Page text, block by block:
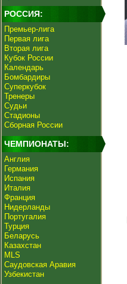
РОССИЯ:
Премьер-лига
Первая лига
Вторая лига
Кубок России
Календарь
Бомбардиры
Суперкубок
Тренеры
Судьи
Стадионы
Сборная России
ЧЕМПИОНАТЫ:
Англия
Германия
Испания
Италия
Франция
Нидерланды
Португалия
Турция
Беларусь
Казахстан
MLS
Саудовская Аравия
Узбекистан